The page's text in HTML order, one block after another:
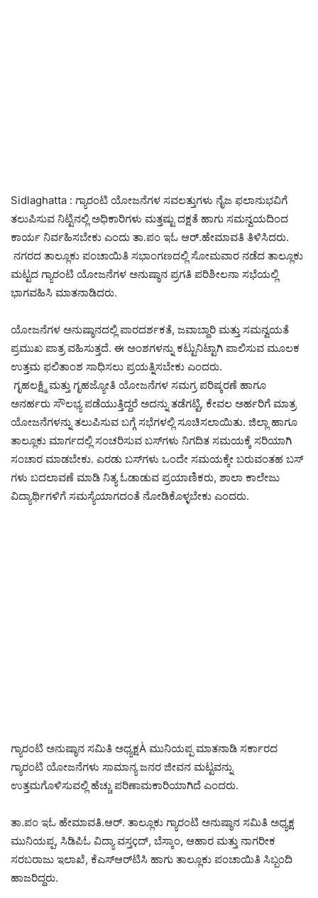
Sidlaghatta : ಗ್ಯಾರಂಟಿ ಯೋಜನೆಗಳ ಸವಲತ್ತುಗಳು ನೈಜ ಫಲಾನುಭವಿಗೆ
ತಲುಪಿಸುವ ನಿಟ್ಟಿನಲ್ಲಿ ಅಧಿಕಾರಿಗಳು ಮತ್ತಷ್ಟು ದಕ್ಷತೆ ಹಾಗು ಸಮನ್ವಯದಿಂದ
ಕಾರ್ಯ ನಿರ್ವಹಿಸಬೇಕು ಎಂದು ತಾ.ಪಂ ಇಓ ಆರ್.ಹೇಮಾವತಿ ತಿಳಿಸಿದರು.
ನಗರದ ತಾಲ್ಲೂಕು ಪಂಚಾಯಿತಿ ಸಭಾಂಗಣದಲ್ಲಿ ಸೋಮವಾರ ನಡೆದ ತಾಲ್ಲೂಕು
ಮಟ್ಟದ ಗ್ಯಾರಂಟಿ ಯೋಜನೆಗಳ ಅನುಷ್ಠಾನ ಪ್ರಗತಿ ಪರಿಶೀಲನಾ ಸಭೆಯಲ್ಲಿ
ಭಾಗವಹಿಸಿ ಮಾತನಾಡಿದರು.
ಯೋಜನೆಗಳ ಅನುಷ್ಠಾನದಲ್ಲಿ ಪಾರದರ್ಶಕತೆ, ಜವಾಬ್ದಾರಿ ಮತ್ತು ಸಮನ್ವಯತೆ
ಪ್ರಮುಖ ಪಾತ್ರ ವಹಿಸುತ್ತದೆ. ಈ ಅಂಶಗಳನ್ನು ಕಟ್ಟುನಿಟ್ಟಾಗಿ ಪಾಲಿಸುವ ಮೂಲಕ
ಉತ್ತಮ ಫಲಿತಾಂಶ ಸಾಧಿಸಲು ಪ್ರಯತ್ನಿಸಬೇಕು ಎಂದರು.
ಗೃಹಲಕ್ಷ್ಮಿ ಮತ್ತು ಗೃಹಜ್ಯೋತಿ ಯೋಜನೆಗಳ ಸಮಗ್ರ ಪರಿಷ್ಕರಣೆ ಹಾಗೂ
ಅನರ್ಹರು ಸೌಲಭ್ಯ ಪಡೆಯುತ್ತಿದ್ದರೆ ಅದನ್ನು ತಡೆಗಟ್ಟಿ, ಕೇವಲ ಅರ್ಹರಿಗೆ ಮಾತ್ರ
ಯೋಜನೆಗಳನ್ನು ತಲುಪಿಸುವ ಬಗ್ಗೆ ಸಭೆಗಳಲ್ಲಿ ಸೂಚಿಸಲಾಯಿತು. ಜಿಲ್ಲಾ ಹಾಗೂ
ತಾಲ್ಲೂಕು ಮಾರ್ಗದಲ್ಲಿ ಸಂಚರಿಸುವ ಬಸ್‌ಗಳು ನಿಗದಿತ ಸಮಯಕ್ಕೆ ಸರಿಯಾಗಿ
ಸಂಚಾರ ಮಾಡಬೇಕು. ಎರಡು ಬಸ್‌ಗಳು ಒಂದೇ ಸಮಯಕ್ಕೇ ಬರುವಂತಹ ಬಸ್
ಗಳು ಬದಲಾವಣೆ ಮಾಡಿ ನಿತ್ಯ ಓಡಾಡುವ ಪ್ರಯಾಣಿಕರು, ಶಾಲಾ ಕಾಲೇಜು
ವಿದ್ಯಾರ್ಥಿಗಳಿಗೆ ಸಮಸ್ಯೆಯಾಗದಂತೆ ನೋಡಿಕೊಳ್ಳಬೇಕು ಎಂದರು.
ಗ್ಯಾರಂಟಿ ಅನುಷ್ಠಾನ ಸಮಿತಿ ಅಧ್ಯಕ್ಷÀ ಮುನಿಯಪ್ಪ ಮಾತನಾಡಿ ಸರ್ಕಾರದ
ಗ್ಯಾರಂಟಿ ಯೋಜನೆಗಳು ಸಾಮಾನ್ಯ ಜನರ ಜೀವನ ಮಟ್ಟವನ್ನು
ಉತ್ತಮಗೊಳಿಸುವಲ್ಲಿ ಹೆಚ್ಚು ಪರಿಣಾಮಕಾರಿಯಾಗಿದೆ ಎಂದರು.
ತಾ.ಪಂ ಇಓ ಹೇಮಾವತಿ.ಆರ್. ತಾಲ್ಲೂಕು ಗ್ಯಾರಂಟಿ ಅನುಷ್ಠಾನ ಸಮಿತಿ ಅಧ್ಯಕ್ಷ
ಮುನಿಯಪ್ಪ, ಸಿಡಿಪಿಓ ವಿದ್ಯಾ ವಸ್ತçದ್, ಬೆಸ್ಕಾಂ, ಆಹಾರ ಮತ್ತು ನಾಗರೀಕ
ಸರಬರಾಜು ಇಲಾಖೆ, ಕೆಎಸ್‌ಆರ್‌ಟಿಸಿ ಹಾಗು ತಾಲ್ಲೂಕು ಪಂಚಾಯಿತಿ ಸಿಬ್ಬಂದಿ
ಹಾಜರಿದ್ದರು.